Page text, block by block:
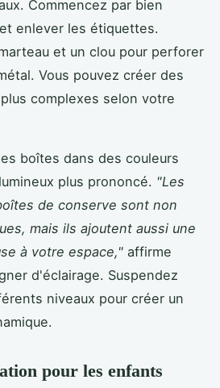
Commencez par bien
enlever les étiquettes.
et un clou pour perforer
Vous pouvez créer des
complexes selon votre
boîtes dans des couleurs
plus prononcé. "Les
de conserve sont non
mais ils ajoutent aussi une
à votre espace," affirme
d'éclairage. Suspendez
niveaux pour créer un
pour les enfants